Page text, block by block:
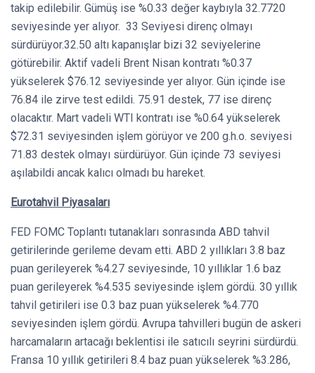
takip edilebilir. Gümüş ise %0.33 değer kaybıyla 32.7720
seviyesinde yer alıyor. 33 Seviyesi direnç olmayı
sürdürüyor.32.50 altı kapanışlar bizi 32 seviyelerine
götürebilir. Aktif vadeli Brent Nisan kontratı %0.37
yükselerek $76.12 seviyesinde yer alıyor. Gün içinde ise
76.84 ile zirve test edildi. 75.91 destek, 77 ise direnç
olacaktır. Mart vadeli WTI kontratı ise %0.64 yükselerek
$72.31 seviyesinden işlem görüyor ve 200 g.h.o. seviyesi
71.83 destek olmayı sürdürüyor. Gün içinde 73 seviyesi
aşılabildi ancak kalıcı olmadı bu hareket.
Eurotahvil Piyasaları
FED FOMC Toplantı tutanakları sonrasında ABD tahvil
getirilerinde gerileme devam etti. ABD 2 yıllıkları 3.8 baz
puan gerileyerek %4.27 seviyesinde, 10 yıllıklar 1.6 baz
puan gerileyerek %4.535 seviyesinde işlem gördü. 30 yıllık
tahvil getirileri ise 0.3 baz puan yükselerek %4.770
seviyesinden işlem gördü. Avrupa tahvilleri bugün de askeri
harcamaların artacağı beklentisi ile satıcılı seyrini sürdürdü.
Fransa 10 yıllık getirileri 8.4 baz puan yükselerek %3.286,